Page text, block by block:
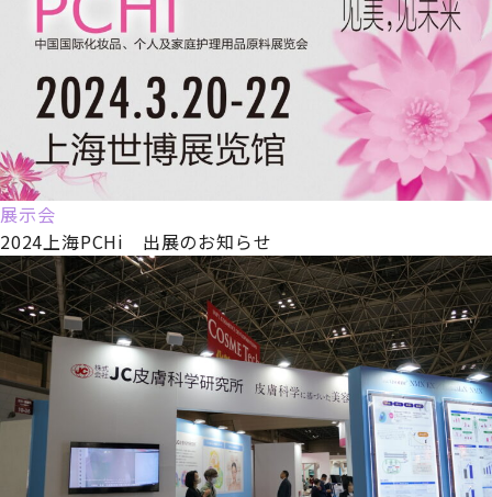
展示会
2024上海PCHi 出展のお知らせ